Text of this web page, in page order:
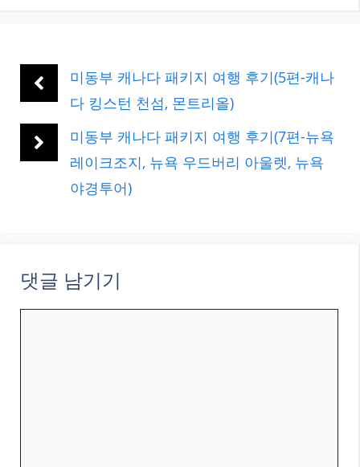
미동부 캐나다 패키지 여행 후기(5편-캐나
다 킹스턴 천섬, 몬트리올)
미동부 캐나다 패키지 여행 후기(7편-뉴욕
레이크조지, 뉴욕 우드버리 아울렛, 뉴욕
야경투어)
댓글 남기기